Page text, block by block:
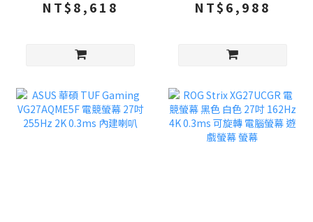
喇叭 螢幕
NT$8,618
喇叭 螢幕
NT$6,988